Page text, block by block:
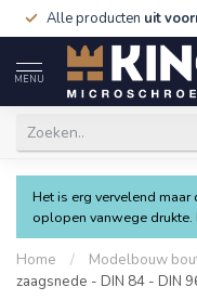
Alle producten uit
MENU
Het is erg vervelend maar
oplopen vanwege drukte.
Home / Modelbouw
zaagsnede - DIN 84 - DIN